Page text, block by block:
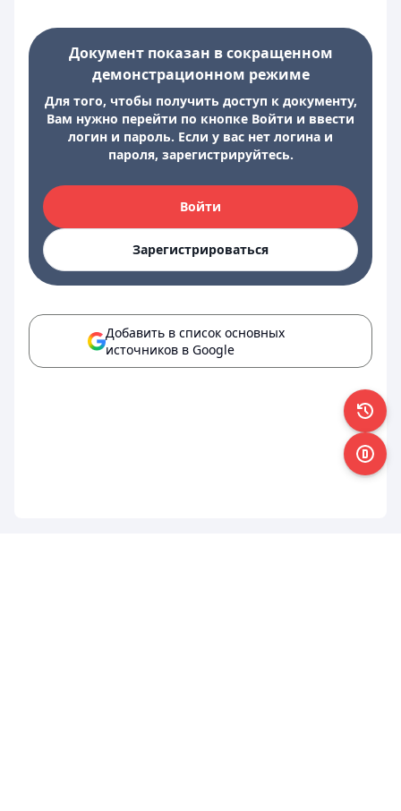
Документ показан в сокращенном
демонстрационном режиме
Для того, чтобы получить доступ к документу,
Вам нужно перейти по кнопке Войти и ввести
логин и пароль. Если у вас нет логина и
пароля, зарегистрируйтесь.
Войти
Зарегистрироваться
Добавить в список основных
источников в Google